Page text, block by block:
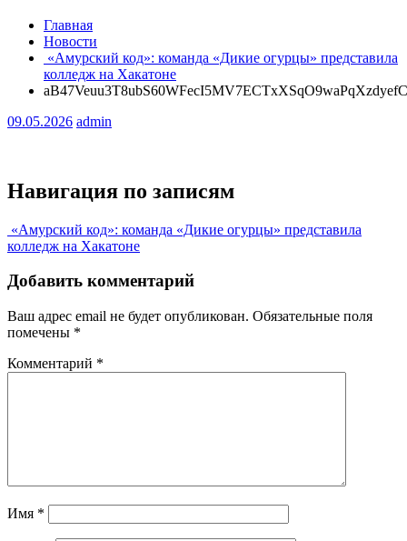
Главная
Новости
«Амурский код»: команда «Дикие огурцы» представила
колледж на Хакатоне
09.05.2026 admin
Навигация по записям
«Амурский код»: команда «Дикие огурцы» представила
колледж на Хакатоне
Добавить комментарий
Ваш адрес email не будет опубликован. Обязательные поля
помечены *
Комментарий *
Имя *